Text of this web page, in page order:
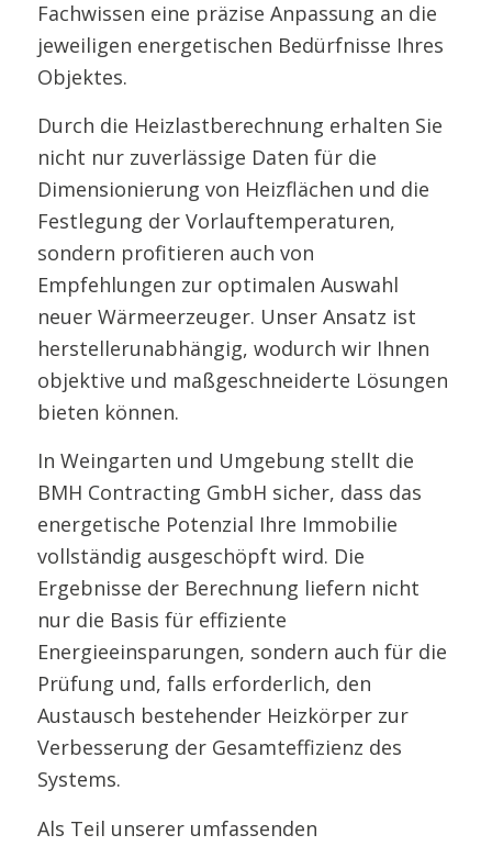
Fachwissen eine präzise Anpassung an die
jeweiligen energetischen Bedürfnisse Ihres
Objektes.
Durch die Heizlastberechnung erhalten Sie
nicht nur zuverlässige Daten für die
Dimensionierung von Heizflächen und die
Festlegung der Vorlauftemperaturen,
sondern profitieren auch von
Empfehlungen zur optimalen Auswahl
neuer Wärmeerzeuger. Unser Ansatz ist
herstellerunabhängig, wodurch wir Ihnen
objektive und maßgeschneiderte Lösungen
bieten können.
In Weingarten und Umgebung stellt die
BMH Contracting GmbH sicher, dass das
energetische Potenzial Ihre Immobilie
vollständig ausgeschöpft wird. Die
Ergebnisse der Berechnung liefern nicht
nur die Basis für effiziente
Energieeinsparungen, sondern auch für die
Prüfung und, falls erforderlich, den
Austausch bestehender Heizkörper zur
Verbesserung der Gesamteffizienz des
Systems.
Als Teil unserer umfassenden